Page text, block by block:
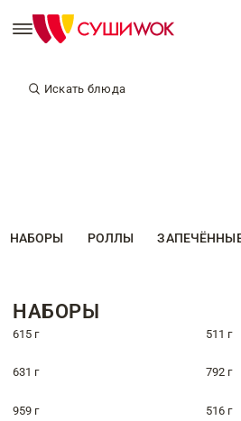
Искать блюда
НАБОРЫ РОЛЛЫ
НАБОРЫ
615 г 511 г
631 г 792 г
959 г 516 г